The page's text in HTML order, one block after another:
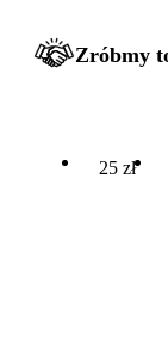
Zróbmy
25 zł